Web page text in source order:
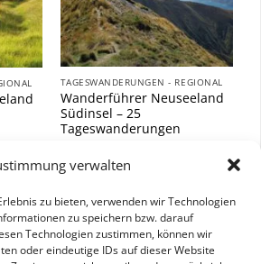
verwalten
zu bieten, verwenden wir Technologien
zu speichern bzw. darauf
Technologien zustimmen, können wir
oder eindeutige IDs auf dieser Website
TAGESWANDERUNGEN - REGIONAL
Wanderführer Neuseeland
Südinsel – 25
Tageswanderungen